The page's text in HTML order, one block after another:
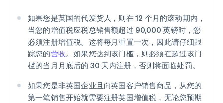
如果您是英国的代发货人，则在 12 个月的滚动期内，
当您的增值税应税总销售额超过 90,000 英镑时，您
必须注册增值税。这将每月重置一次，因此请仔细跟
踪您的营收。如果您达到该门槛，则必须在超过该门
槛的当月月底后的 30 天内注册，否则将面临处罚。
如果您是非英国企业且向英国客户销售商品，从您的
第一笔销售开始就需要注册英国增值税，无论您预期